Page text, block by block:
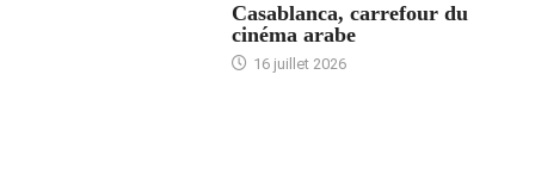
Casablanca, carrefour du
cinéma arabe
16 juillet 2026